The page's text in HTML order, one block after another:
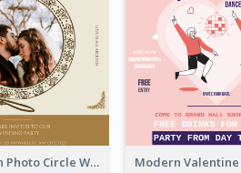
Gold Brown Photo Circle Wedding Invitation